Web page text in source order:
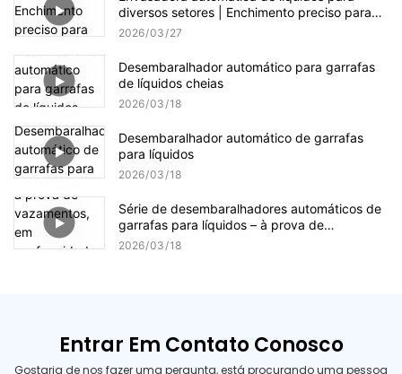
diversos setores | Enchimento preciso para
cosméticos, produtos médicos e alimentos
2026 03 27
Desembaralhador automático para garrafas
de líquidos cheias
2026 03 18
Desembaralhador automático de garrafas
para líquidos
2026 03 18
Série de desembaralhadores automáticos de
garrafas para líquidos – à prova de
vazamentos, em conformidade com as Boas
2026 03 18
Entrar Em Contato Conosco
Gostaria de nos fazer uma pergunta, está procurando uma pessoa